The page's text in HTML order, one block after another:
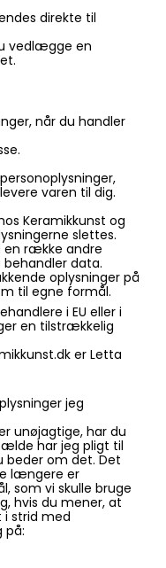
direkte til
vedlægge en
når du handler
varen til dig.
Keramikkunst og
slettes.
en række andre
data.
oplysninger på
til egne formål.
i EU eller i
en tilstrækkelig
er Letta
jeg
unøjagtige, har du
har jeg pligt til
beder om det. Det
længere er
som vi skulle bruge
hvis du mener, at
i strid med
på: